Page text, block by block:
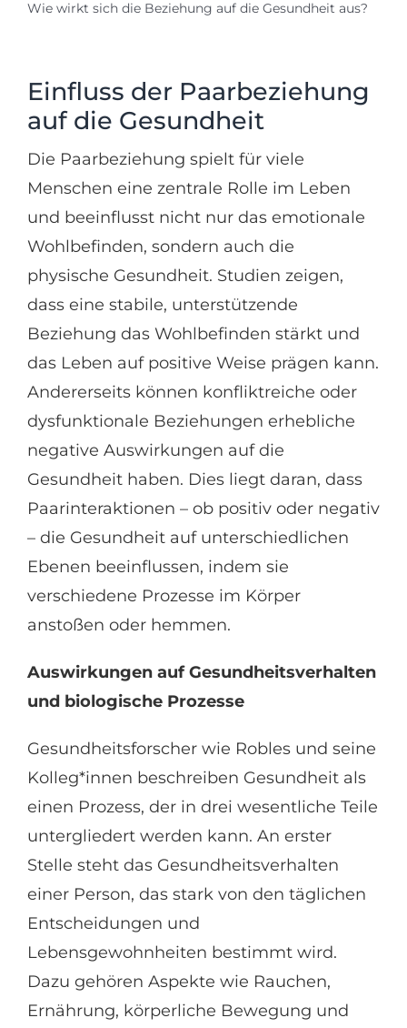
Wie wirkt sich die Beziehung auf die Gesundheit aus?
Einfluss der Paarbeziehung
auf die Gesundheit
Die Paarbeziehung spielt für viele
Menschen eine zentrale Rolle im Leben
und beeinflusst nicht nur das emotionale
Wohlbefinden, sondern auch die
physische Gesundheit. Studien zeigen,
dass eine stabile, unterstützende
Beziehung das Wohlbefinden stärkt und
das Leben auf positive Weise prägen kann.
Andererseits können konfliktreiche oder
dysfunktionale Beziehungen erhebliche
negative Auswirkungen auf die
Gesundheit haben. Dies liegt daran, dass
Paarinteraktionen – ob positiv oder negativ
– die Gesundheit auf unterschiedlichen
Ebenen beeinflussen, indem sie
verschiedene Prozesse im Körper
anstoßen oder hemmen.
Auswirkungen auf Gesundheitsverhalten
und biologische Prozesse
Gesundheitsforscher wie Robles und seine
Kolleg*innen beschreiben Gesundheit als
einen Prozess, der in drei wesentliche Teile
untergliedert werden kann. An erster
Stelle steht das Gesundheitsverhalten
einer Person, das stark von den täglichen
Entscheidungen und
Lebensgewohnheiten bestimmt wird.
Dazu gehören Aspekte wie Rauchen,
Ernährung, körperliche Bewegung und